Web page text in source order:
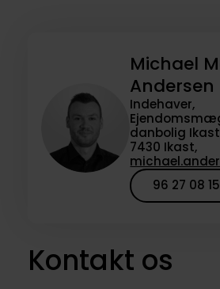
Michael
Andersen
Indehaver,
danbolig
7430 Ikast,
96 27 08 15
Kontakt os